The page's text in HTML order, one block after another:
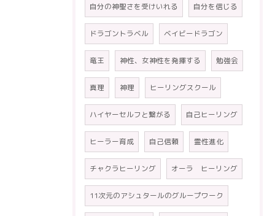
自分の神聖さを受けいれる 自分を信じる
ドラゴントラベル ベイビードラゴン
竜王 神性、女神性を発揮する 勉強会
真理 神理 ヒーリングスクール
ハイヤーセルフと繋がる 自己ヒーリング
ヒーラー育成 自己信頼 霊性進化
チャクラヒーリング オーラ ヒーリング
11次元のアシュタールのグループワーク